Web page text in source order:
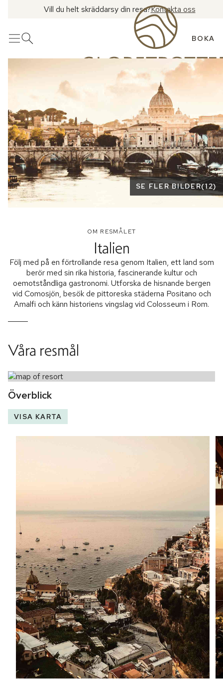
Vill du helt skräddarsy din resa?Kontakta oss
MenyÖppna sök BOKA
Se fler bilder
SE FLER BILDER(12)
OM RESMÅLET
Italien
Följ med på en förtrollande resa genom Italien, ett land som
berör med sin rika historia, fascinerande kultur och
oemotståndliga gastronomi. Utforska de hisnande bergen
vid Comosjön, besök de pittoreska städerna Positano och
Amalfi och känn historiens vingslag vid Colosseum i Rom.
Våra resmål
Överblick
VISA KARTA